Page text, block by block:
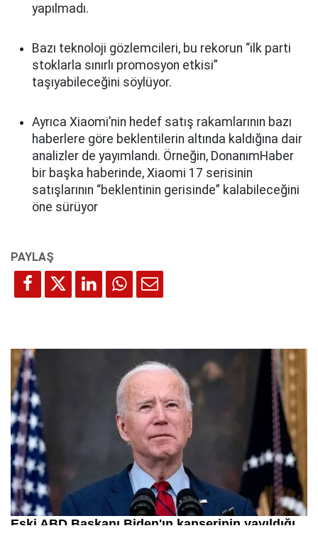
yapılmadı.
Bazı teknoloji gözlemcileri, bu rekorun “ilk parti
stoklarla sınırlı promosyon etkisi”
taşıyabileceğini söylüyor.
Ayrıca Xiaomi’nin hedef satış rakamlarının bazı
haberlere göre beklentilerin altında kaldığına dair
analizler de yayımlandı. Örneğin, DonanımHaber
bir başka haberinde, Xiaomi 17 serisinin
satışlarının “beklentinin gerisinde” kalabileceğini
öne sürüyor